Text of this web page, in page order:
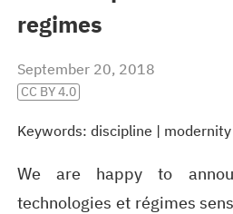
regimes
September 20, 2018
CC BY 4.0
Keywords: discipline | modernity
We are happy to
technologies et régimes